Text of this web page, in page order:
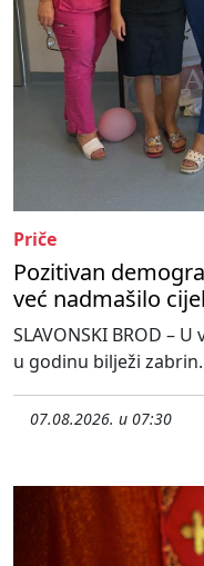
Priče
Pozitivan
već nadmašilo
SLAVONSKI BROD –
u godinu bilježi
07.08.2026. u 07:30